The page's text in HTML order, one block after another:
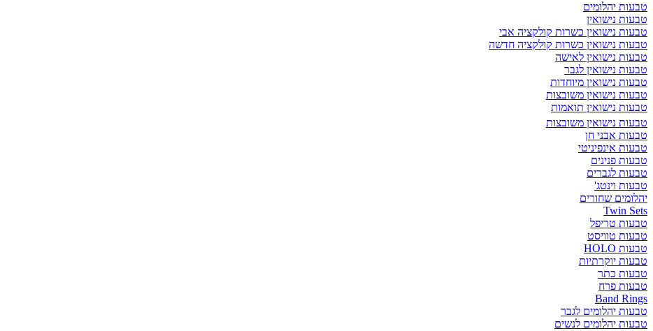
טבעות יהלומים
טבעות נישואין
טבעות נישואין כשרות קולקציה אבי
טבעות נישואין כשרות קולקציה חדשה
טבעות נישואין לאישה
טבעות נישואין לגבר
טבעות נישואין מיוחדות
טבעות נישואין משובצות
טבעות נישואין תואמות
טבעות נישואין משובצות
טבעות אבני חן
טבעות אינפיניטי
טבעות פנינים
טבעות לגברים
טבעות וינטג'
יהלומים שחורים
Twin Sets
טבעות טריפל
טבעות טוויסט
טבעות HOLO
טבעות יוקרתיות
טבעות כתר
טבעות פרח
Band Rings
טבעות יהלומים לגבר
טבעות יהלומים לנשים